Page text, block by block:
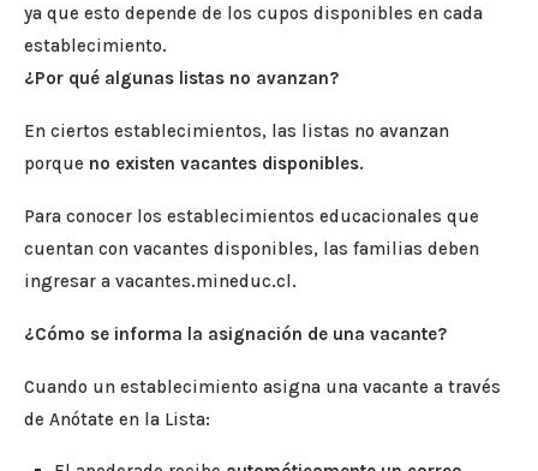
ya que esto depende de los cupos disponibles en cada
establecimiento.
¿Por qué algunas listas no avanzan?
En ciertos establecimientos, las listas no avanzan
porque no existen vacantes disponibles.
Para conocer los establecimientos educacionales que
cuentan con vacantes disponibles, las familias deben
ingresar a vacantes.mineduc.cl.
¿Cómo se informa la asignación de una vacante?
Cuando un establecimiento asigna una vacante a través
de Anótate en la Lista: